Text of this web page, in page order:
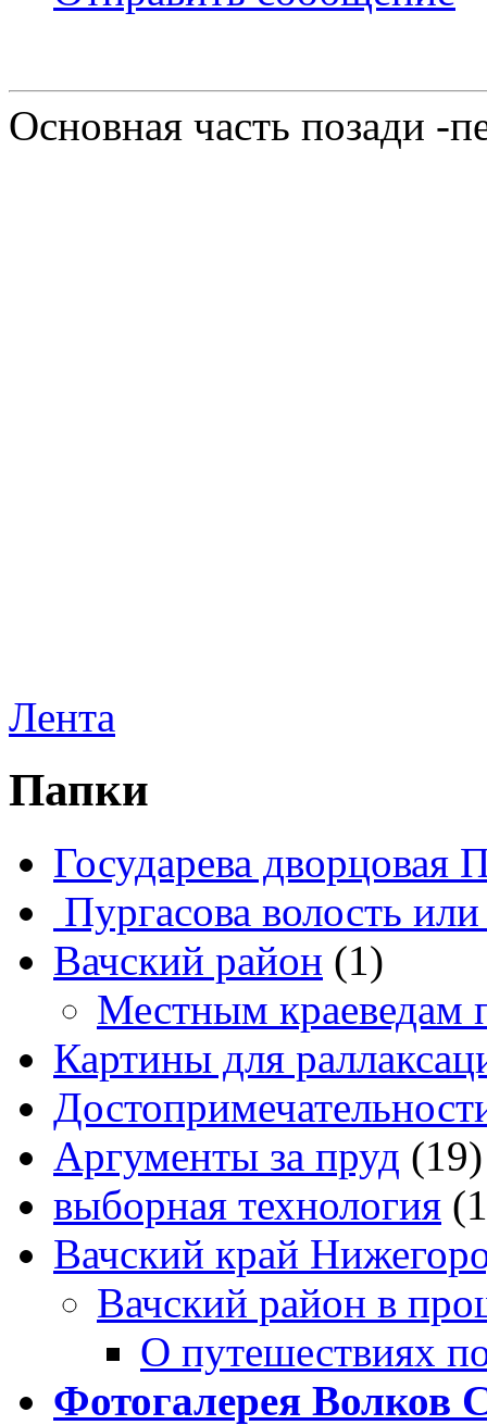
Основная часть позади -
Лента
Папки
Государева дворцовая
Пургасова волость
Вачский район (1)
Местным краеведам
Картины для
Аргументы за пруд (19)
выборная технология
Вачский край
Вачский район в
О путешествиях
Фотогалерея Волков